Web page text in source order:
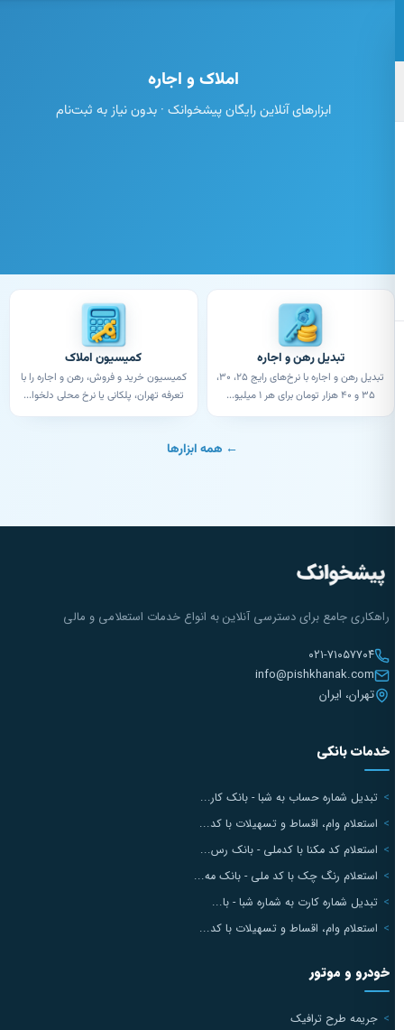
املاک و اجاره
ابزارهای آنلاین رایگان پیشخوانک · بدون نیاز به ثبت‌نام
تبدیل رهن و اجاره
تبدیل رهن و اجاره با نرخ‌های رایج ۲۵، ۳۰،
۳۵ و ۴۰ هزار تومان برای هر ۱ میلیو...
کمیسیون املاک
کمیسیون خرید و فروش، رهن و اجاره را با
تعرفه تهران، پلکانی یا نرخ محلی دلخوا...
← همه ابزارها
راهکاری جامع برای دسترسی آنلاین به انواع خدمات استعلامی و مالی
۰۲۱-۷۱۰۵۷۷۰۴
info@pishkhanak.com
تهران، ایران
خدمات بانکی
تبدیل شماره حساب به شبا - بانک کار...
استعلام وام، اقساط و تسهیلات با کد...
استعلام کد مکنا با کدملی - بانک رس...
استعلام رنگ چک با کد ملی - بانک مه...
تبدیل شماره کارت به شماره شبا - با...
استعلام وام، اقساط و تسهیلات با کد...
خودرو و موتور
جریمه طرح ترافیک